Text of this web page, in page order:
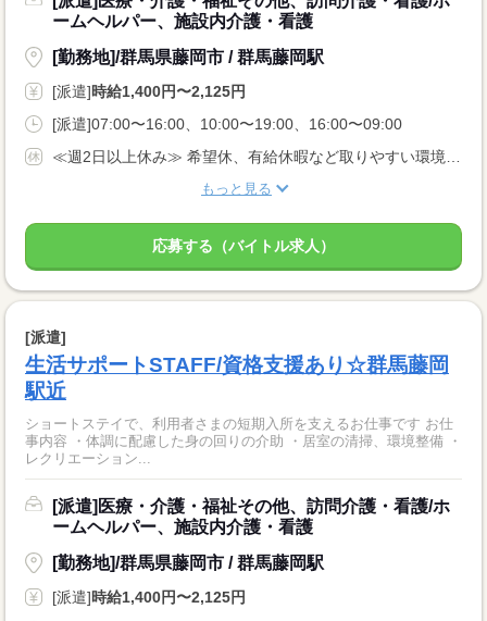
ームヘルパー、施設内介護・看護
[勤務地]/群馬県藤岡市 / 群馬藤岡駅
[派遣]時給1,400円〜2,125円
[派遣]07:00〜16:00、10:00〜19:00、16:00〜09:00
もっと見る
応募する（バイトル求人）
[派遣]
生活サポートSTAFF/資格支援あり☆群馬藤岡
駅近
ショートステイで、利用者さまの短期入所を支えるお仕事です お仕
事内容 ・体調に配慮した身の回りの介助 ・居室の清掃、環境整備 ・
レクリエーション...
[派遣]医療・介護・福祉その他、訪問介護・看護/ホ
ームヘルパー、施設内介護・看護
[勤務地]/群馬県藤岡市 / 群馬藤岡駅
[派遣]時給1,400円〜2,125円